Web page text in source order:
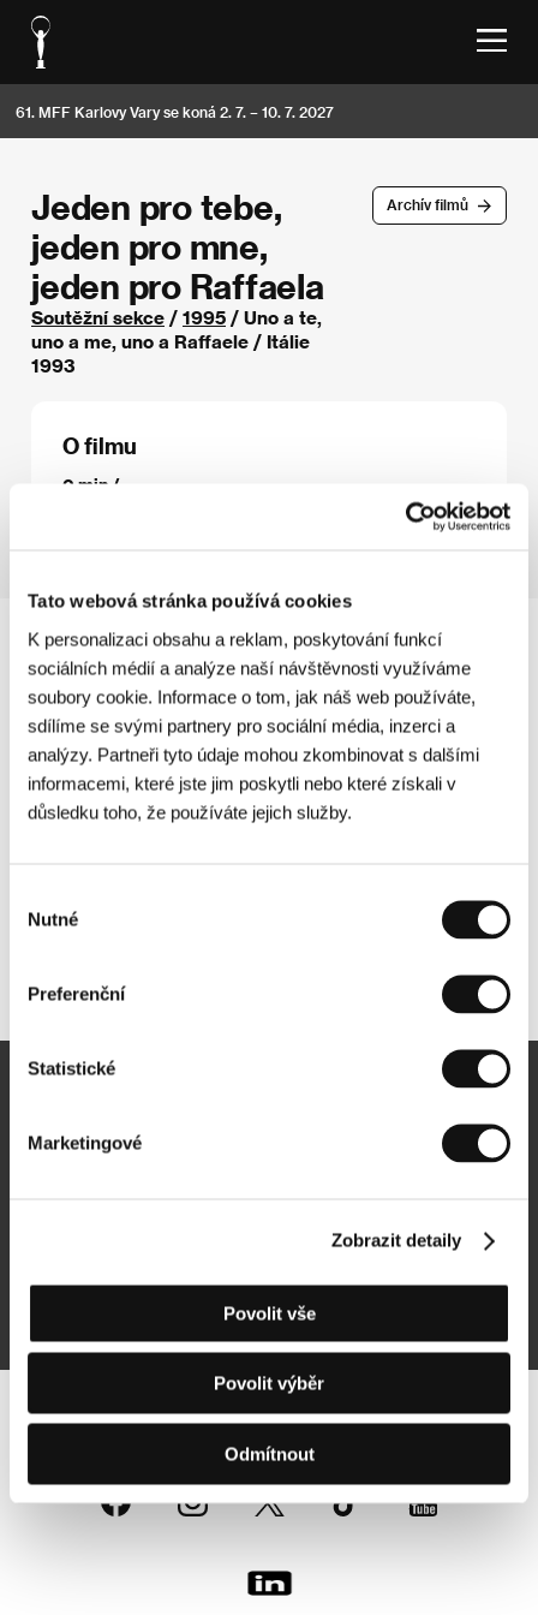
Tato webová stránka používá cookies
K personalizaci obsahu a reklam, poskytování funkcí
sociálních médií a analýze naší návštěvnosti využíváme
soubory cookie. Informace o tom, jak náš web používáte,
sdílíme se svými partnery pro sociální média, inzerci a
analýzy. Partneři tyto údaje mohou zkombinovat s dalšími
informacemi, které jste jim poskytli nebo které získali v
důsledku toho, že používáte jejich služby.
souhlasu
Nutné
Preferenční
Statistické
Marketingové
Zobrazit detaily
Povolit vše
Povolit výběr
Odmítnout
61. MFF Karlovy Vary se koná 2. 7. – 10. 7. 2027
Archív filmů
Jeden pro tebe,
jeden pro mne,
jeden pro Raffaela
Soutěžní sekce / 1995 / Uno a te,
uno a me, uno a Raffaele / Itálie
1993
O filmu
0 min /
Přihlásit se k odběru
Přihlášením souhlasím sezpracováním osobních údajů
Sledujte nás na síti: